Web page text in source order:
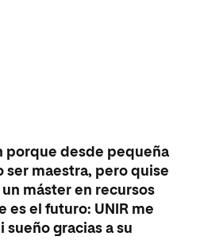
porque desde pequeña
maestra, pero quise
máster en recursos
es el futuro: UNIR me
gracias a su